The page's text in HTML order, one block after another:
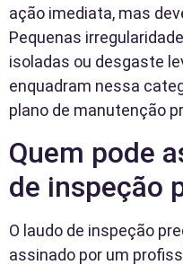
ação imediata, mas
Pequenas
isoladas ou desgaste
enquadram nessa
plano de manutenção
Quem pode
de inspeção
O laudo de inspeção
assinado por um